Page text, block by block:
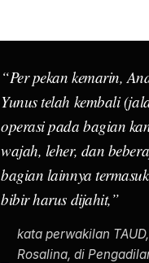
“Per pekan kemarin,
Yunus telah kembali
operasi pada bagian
wajah, leher, dan
bagian lainnya
bibir harus dijahit,”
kata perwakilan
Rosalina, di